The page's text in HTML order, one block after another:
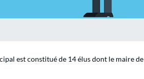
est constitué de 14 élus dont le maire de